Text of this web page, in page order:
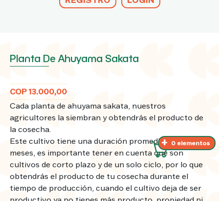
0 elementos
Planta De Ahuyama Sakata
COP 13.000,00
Cada planta de ahuyama sakata, nuestros
agricultores la siembran y obtendrás el producto de
la cosecha.
Este cultivo tiene una duración promedio de 4 a 5
meses, es importante tener en cuenta que son
cultivos de corto plazo y de un solo ciclo, por lo que
obtendrás el producto de tu cosecha durante el
tiempo de producción, cuando el cultivo deja de ser